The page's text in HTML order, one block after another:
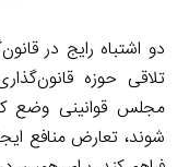
دو اشتباه رایج در
تلاقی حوزه
مجلس قوانینی وضع
شوند، تعارض منافع